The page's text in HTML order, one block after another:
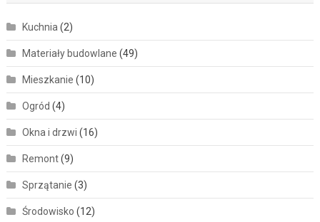
Kuchnia (2)
Materiały budowlane (49)
Mieszkanie (10)
Ogród (4)
Okna i drzwi (16)
Remont(9)
Sprzątanie (3)
Środowisko (12)